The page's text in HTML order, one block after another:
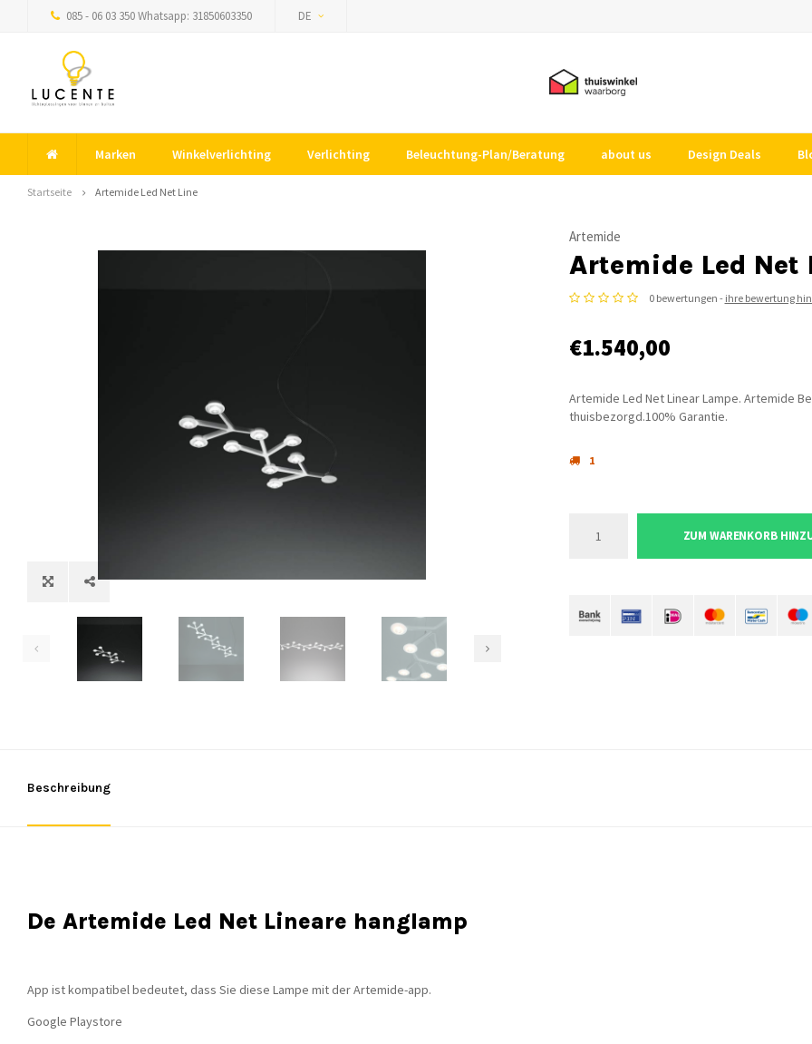
085 - 06 03 350 Whatsapp: 31850603350 DE
Marken Winkelverlichting Verlichting Beleuchtung-Plan/Beratung about us Design Deals
Startseite Artemide Led Net Line
Artemide
Artemide Led Net
0 bewertungen - ihre bewertung
€1.540,00
Artemide Led Net Linear Lampe. Artemide
thuisbezorgd.100% Garantie.
1
ZUM WARENKORB
Beschreibung
De Artemide Led Net Lineare hanglamp
App ist kompatibel bedeutet, dass Sie diese Lampe mit der Artemide-app.
Google Playstore